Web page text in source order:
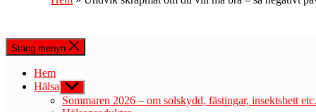
Stäng menyn
Hem
Hälsa Visa
undermeny
Sommaren 2026 – om solskydd, fästingar, insektsbett etc.